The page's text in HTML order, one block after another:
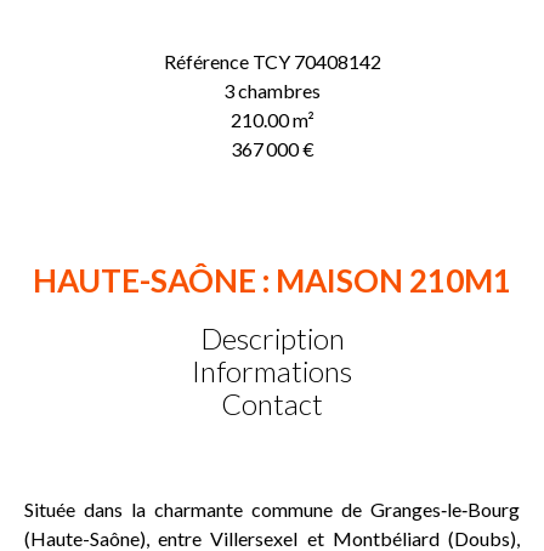
RéférenceTCY 70408142
3 chambres
210.00m²
367 000 €
HAUTE-SAÔNE : MAISON 210M1
Description
Informations
Contact
Située dans la charmante commune de Granges‑le‑Bourg
(Haute-Saône), entre Villersexel et Montbéliard (Doubs),